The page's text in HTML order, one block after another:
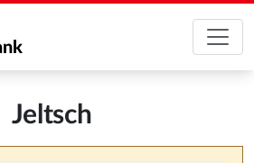
Jeltsch